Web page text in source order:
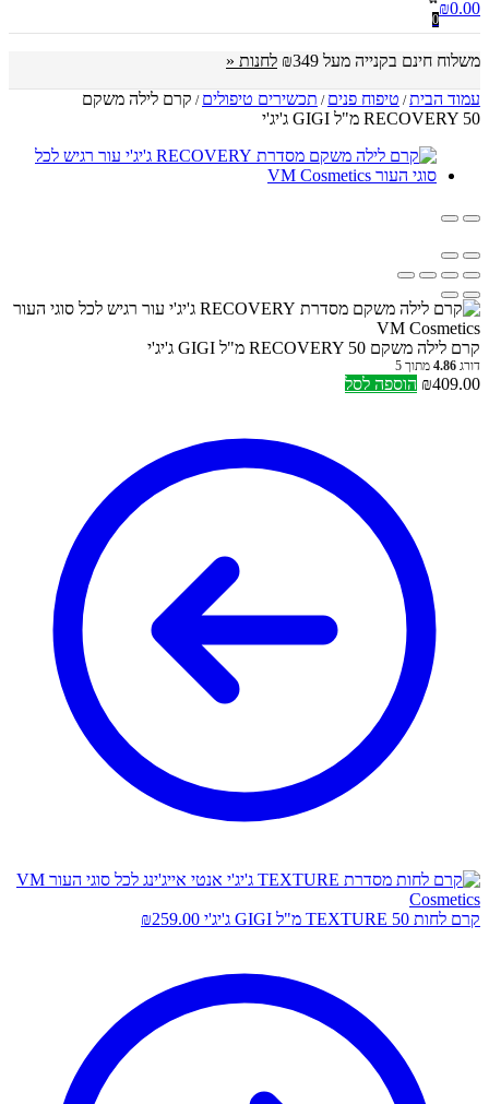
₪0.00
0
משלוח חינם בקנייה מעל ₪349 לחנות «
עמוד הבית/ טיפוח פנים / תכשירים טיפולים / קרם לילה משקם
RECOVERY 50 מ"ל GIGI ג'יג'י
קרם לילה משקם RECOVERY 50 מ"ל GIGI ג'יג'י
דורג 4.86 מתוך 5
₪409.00 הוספה לסל
קרם לחות TEXTURE 50 מ"ל GIGI ג'יג'י ₪259.00